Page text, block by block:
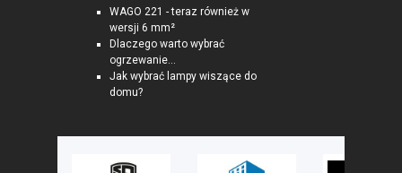
WAGO 221 - teraz również w
wersji 6 mm²
Dlaczego warto wybrać
ogrzewanie...
Jak wybrać lampy wiszące do
domu?